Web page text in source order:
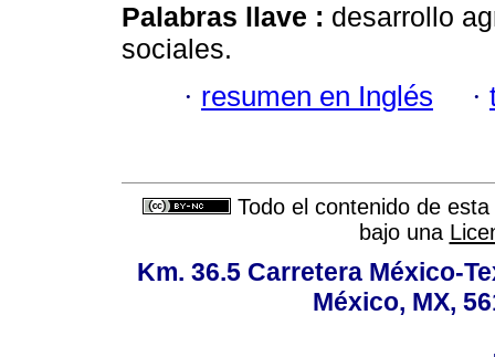
Palabras llave : desarrollo
sociales.
· resumen en Inglés ·
Todo el contenido de
bajo una
Km. 36.5 Carretera México-
México, MX,